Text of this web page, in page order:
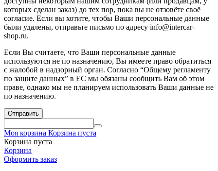
которых сделан заказ) до тех пор, пока вы не отзовёте своё
согласие. Если вы хотите, чтобы Ваши персональные данные
были удалены, отправьте письмо по адресу info@intercar-
shop.ru.
Если Вы считаете, что Ваши персональные данные
используются не по назначению, Вы имеете право обратиться
с жалобой в надзорный орган. Согласно “Общему регламенту
по защите данных” в ЕС мы обязаны сообщить Вам об этом
праве, однако мы не планируем использовать Ваши данные не
по назначению.
Отправить
Моя корзина Корзина пуста
Корзина пуста
Корзина
Оформить заказ